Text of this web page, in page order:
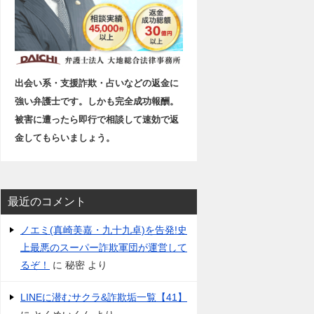
出会い系・支援詐欺・占いなどの返金に
強い弁護士です。しかも完全成功報酬。
被害に遭ったら即行で相談して速効で返
金してもらいましょう。
最近のコメント
ノエミ(真崎美嘉・九十九卓)を告発!史
上最悪のスーパー詐欺軍団が運営して
るぞ！
に 秘密 より
LINEに潜むサクラ&詐欺垢一覧【41】